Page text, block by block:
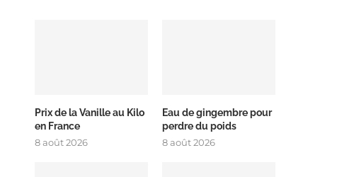
Prix de la Vanille au Kilo
en France
8 août 2026
Eau de gingembre pour
perdre du poids
8 août 2026